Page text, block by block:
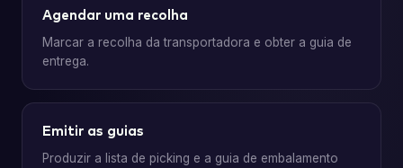
Agendar uma recolha
Marcar a recolha da transportadora e obter a guia de
entrega.
Emitir as guias
Produzir a lista de picking e a guia de embalamento